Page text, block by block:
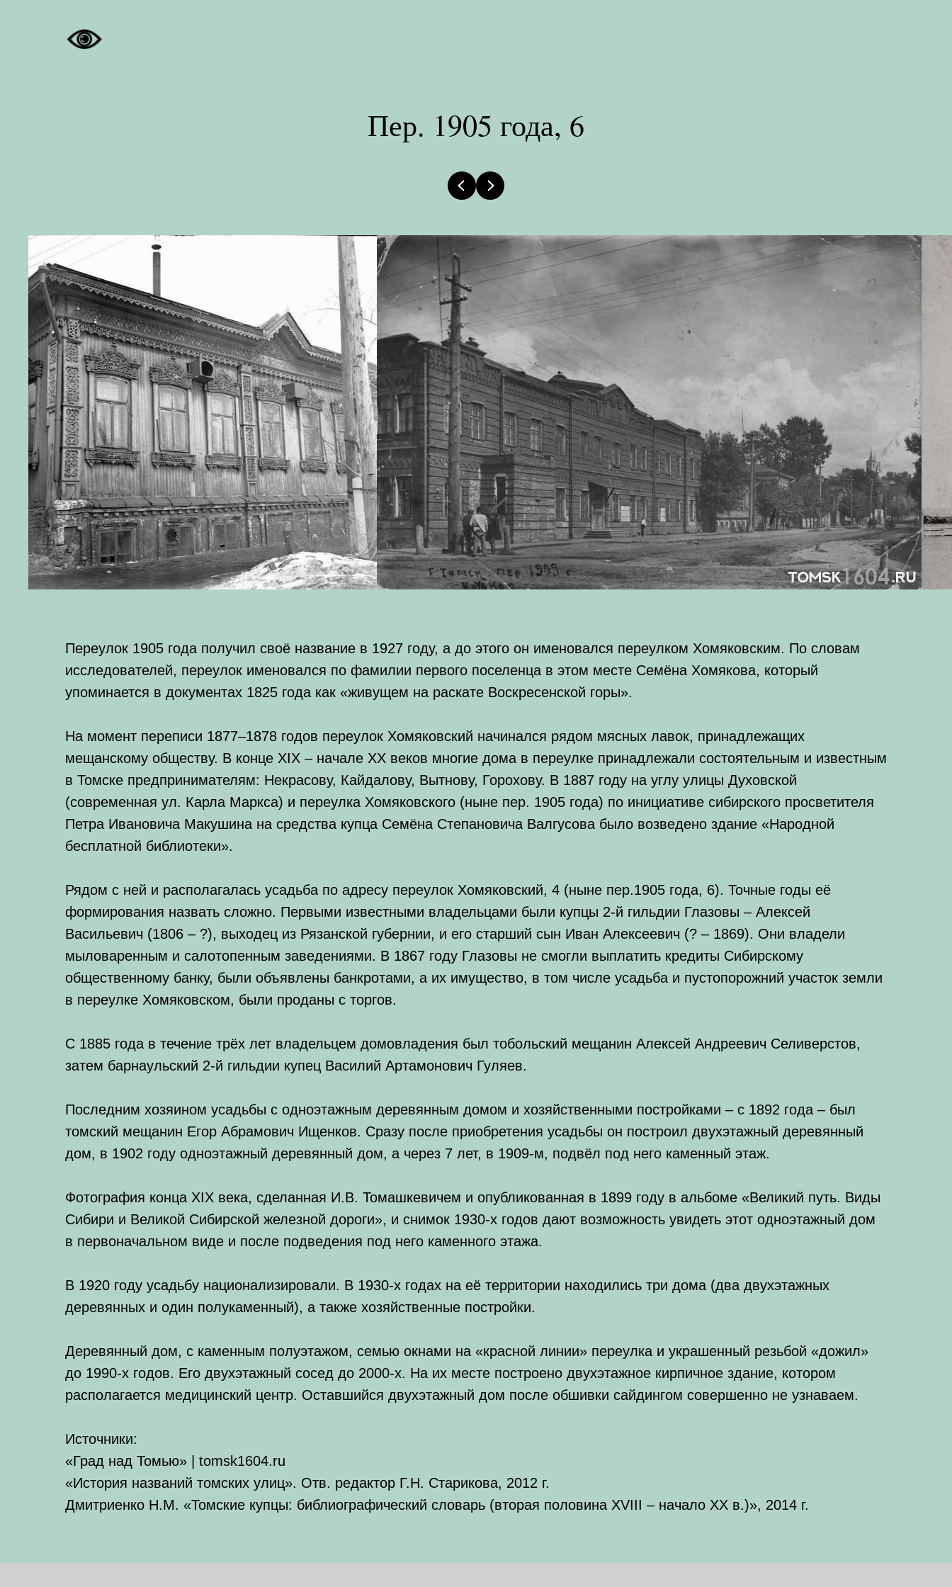
Пер. 1905 года, 6
Переулок 1905 года получил своё название в 1927 году, а до этого он именовался переулком Хомяковским. По словам
исследователей, переулок именовался по фамилии первого поселенца в этом месте Семёна Хомякова, который
упоминается в документах 1825 года как «живущем на раскате Воскресенской горы».
На момент переписи 1877–1878 годов переулок Хомяковский начинался рядом мясных лавок, принадлежащих
мещанскому обществу. В конце XIX – начале XX веков многие дома в переулке принадлежали состоятельным и известным
в Томске предпринимателям: Некрасову, Кайдалову, Вытнову, Горохову. В 1887 году на углу улицы Духовской
(современная ул. Карла Маркса) и переулка Хомяковского (ныне пер. 1905 года) по инициативе сибирского просветителя
Петра Ивановича Макушина на средства купца Семёна Степановича Валгусова было возведено здание «Народной
бесплатной библиотеки».
Рядом с ней и располагалась усадьба по адресу переулок Хомяковский, 4 (ныне пер.1905 года, 6). Точные годы её
формирования назвать сложно. Первыми известными владельцами были купцы 2-й гильдии Глазовы – Алексей
Васильевич (1806 – ?), выходец из Рязанской губернии, и его старший сын Иван Алексеевич (? – 1869). Они владели
мыловаренным и салотопенным заведениями. В 1867 году Глазовы не смогли выплатить кредиты Сибирскому
общественному банку, были объявлены банкротами, а их имущество, в том числе усадьба и пустопорожний участок земли
в переулке Хомяковском, были проданы с торгов.
С 1885 года в течение трёх лет владельцем домовладения был тобольский мещанин Алексей Андреевич Селиверстов,
затем барнаульский 2-й гильдии купец Василий Артамонович Гуляев.
Последним хозяином усадьбы с одноэтажным деревянным домом и хозяйственными постройками – с 1892 года – был
томский мещанин Егор Абрамович Ищенков. Сразу после приобретения усадьбы он построил двухэтажный деревянный
дом, в 1902 году одноэтажный деревянный дом, а через 7 лет, в 1909-м, подвёл под него каменный этаж.
Фотография конца XIX века, сделанная И.В. Томашкевичем и опубликованная в 1899 году в альбоме «Великий путь. Виды
Сибири и Великой Сибирской железной дороги», и снимок 1930-х годов дают возможность увидеть этот одноэтажный дом
в первоначальном виде и после подведения под него каменного этажа.
В 1920 году усадьбу национализировали. В 1930-х годах на её территории находились три дома (два двухэтажных
деревянных и один полукаменный), а также хозяйственные постройки.
Деревянный дом, с каменным полуэтажом, семью окнами на «красной линии» переулка и украшенный резьбой «дожил»
до 1990-х годов. Его двухэтажный сосед до 2000-х. На их месте построено двухэтажное кирпичное здание, котором
располагается медицинский центр. Оставшийся двухэтажный дом после обшивки сайдингом совершенно не узнаваем.
Источники:
«Град над Томью» | tomsk1604.ru
«История названий томских улиц». Отв. редактор Г.Н. Старикова, 2012 г.
Дмитриенко Н.М. «Томские купцы: библиографический словарь (вторая половина XVIII – начало XX в.)», 2014 г.